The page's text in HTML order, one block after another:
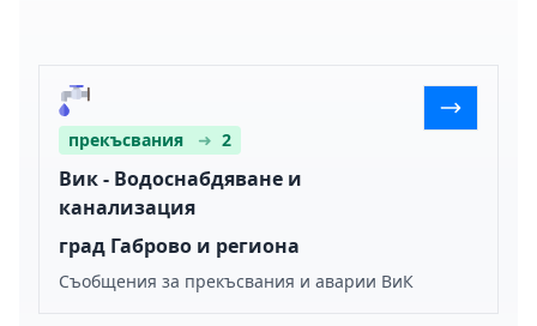
прекъсвания ➜ 2
Вик - Водоснабдяване и
канализация
град Габрово и региона
Съобщения за прекъсвания и аварии ВиК